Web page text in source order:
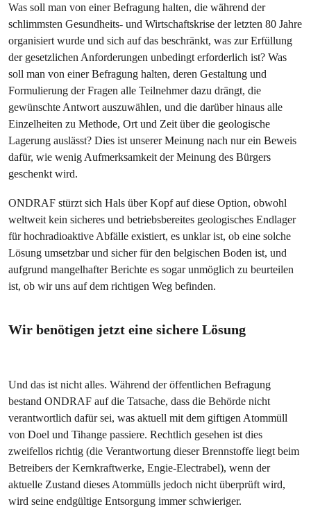
Was soll man von einer Befragung halten, die während der
schlimmsten Gesundheits- und Wirtschaftskrise der letzten 80 Jahre
organisiert wurde und sich auf das beschränkt, was zur Erfüllung
der gesetzlichen Anforderungen unbedingt erforderlich ist? Was
soll man von einer Befragung halten, deren Gestaltung und
Formulierung der Fragen alle Teilnehmer dazu drängt, die
gewünschte Antwort auszuwählen, und die darüber hinaus alle
Einzelheiten zu Methode, Ort und Zeit über die geologische
Lagerung auslässt? Dies ist unserer Meinung nach nur ein Beweis
dafür, wie wenig Aufmerksamkeit der Meinung des Bürgers
geschenkt wird.
ONDRAF stürzt sich Hals über Kopf auf diese Option, obwohl
weltweit kein sicheres und betriebsbereites geologisches Endlager
für hochradioaktive Abfälle existiert, es unklar ist, ob eine solche
Lösung umsetzbar und sicher für den belgischen Boden ist, und
aufgrund mangelhafter Berichte es sogar unmöglich zu beurteilen
ist, ob wir uns auf dem richtigen Weg befinden.
Wir benötigen jetzt eine sichere Lösung
Und das ist nicht alles. Während der öffentlichen Befragung
bestand ONDRAF auf die Tatsache, dass die Behörde nicht
verantwortlich dafür sei, was aktuell mit dem giftigen Atommüll
von Doel und Tihange passiere. Rechtlich gesehen ist dies
zweifellos richtig (die Verantwortung dieser Brennstoffe liegt beim
Betreibers der Kernkraftwerke, Engie-Electrabel), wenn der
aktuelle Zustand dieses Atommülls jedoch nicht überprüft wird,
wird seine endgültige Entsorgung immer schwieriger.